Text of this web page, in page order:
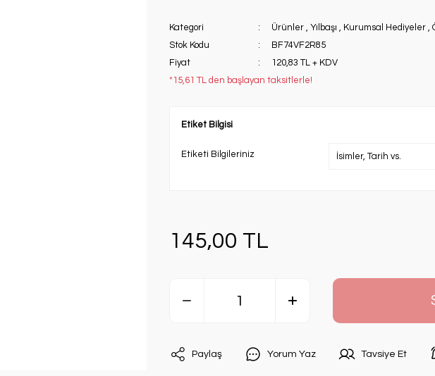
Kategori Ürünler , Yılbaşı , Kurumsal Hediyeler ,
Stok Kodu
BF74VF2R85
Fiyat
120,83 TL + KDV
*15,61 TL den başlayan taksitlerle!
Etiket Bilgisi
Etiketi Bilgileriniz
145,00 TL
Paylaş Yorum Yaz Tavsiye Et